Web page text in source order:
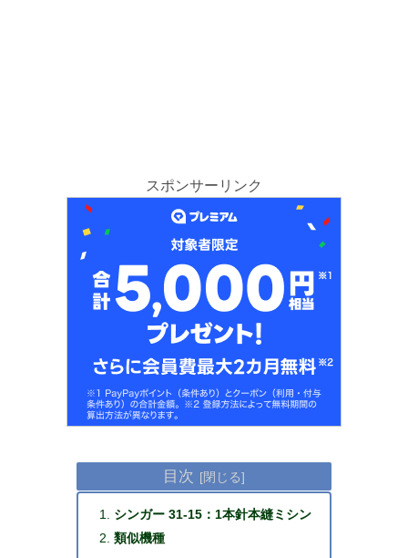
スポンサーリンク
目次
シンガー 31-15：1本針本縫ミシン
類似機種